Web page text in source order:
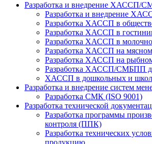
Разработка и внедрение ХАССП/
Разработка и внедрение
Разработка ХАССП в
Разработка ХАССП в
Разработка ХАССП в
Разработка ХАССП на мясном
Разработка ХАССП на
Разработка ХАССП/СМБПП
ХАССП в дошкольных и
Разработка и внедрение систем
Разработка СМК (ISO 9001)
Разработка технической
Разработка программы
контроля (ППК)
Разработка технических
продукцию